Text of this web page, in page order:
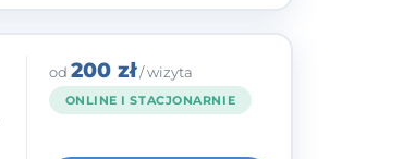
od 200 zł/ wizyta
ONLINE I STACJONARNIE